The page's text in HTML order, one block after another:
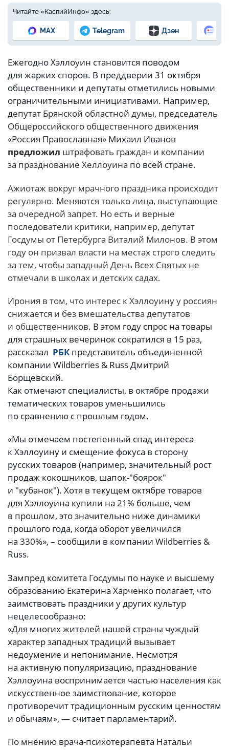
Читайте «КаспийИнфо» здесь:
MAX Telegram Дзен
Ежегодно Хэллоуин становится поводом
для жарких споров. В преддверии 31 октября
общественники и депутаты отметились новыми
ограничительными инициативами. Например,
депутат Брянской областной думы, председатель
Общероссийского общественного движения
«Россия Православная» Михаил Иванов
предложил штрафовать граждан и компании
за празднование Хеллоуина по всей стране.
Ажиотаж вокруг мрачного праздника происходит
регулярно. Меняются только лица, выступающие
за очередной запрет. Но есть и верные
последователи критики, например, депутат
Госдумы от Петербурга Виталий Милонов. В этом
году он призвал власти на местах строго следить
за тем, чтобы западный День Всех Святых не
отмечали в школах и детских садах.
Ирония в том, что интерес к Хэллоуину у россиян
снижается и без вмешательства депутатов
и общественников. В этом году спрос на товары
для страшных вечеринок сократился в 15 раз,
рассказал РБКпредставитель объединенной
компании Wildberries & Russ Дмитрий
Борщевский.
Как отмечают специалисты, в октябре продажи
тематических товаров уменьшились
по сравнению с прошлым годом.
«Мы отмечаем постепенный спад интереса
к Хэллоуину и смещение фокуса в сторону
русских товаров (например, значительный рост
продаж кокошников, шапок-"боярок"
и "кубанок"). Хотя в текущем октябре товаров
для Хэллоуина купили на 21% больше, чем
в прошлом, это значительно ниже динамики
прошлого года, когда оборот увеличился
на 330%», – сообщили в компании Wildberries &
Russ.
Зампред комитета Госдумы по науке и высшему
образованию Екатерина Харченко полагает, что
заимствовать праздники у других культур
нецелесообразно:
«Для многих жителей нашей страны чуждый
характер западных традиций вызывает
недоумение и непонимание. Несмотря
на активную популяризацию, празднование
Хэллоуина воспринимается частью населения как
искусственное заимствование, которое
противоречит традиционным русским ценностям
и обычаям», — считает парламентарий.
По мнению врача-психотерапевта Натальи